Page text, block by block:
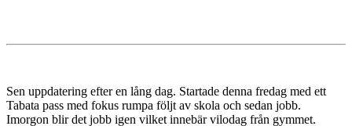
Sen uppdatering efter en lång dag. Startade denna fredag med ett
Tabata pass med fokus rumpa följt av skola och sedan jobb.
Imorgon blir det jobb igen vilket innebär vilodag från gymmet.